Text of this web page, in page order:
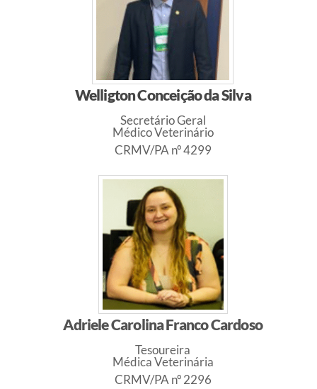
Welligton Conceição da Silva
Secretário Geral
Médico Veterinário
CRMV/PA nº 4299
Adriele Carolina Franco Cardoso
Tesoureira
Médica Veterinária
CRMV/PA nº 2296